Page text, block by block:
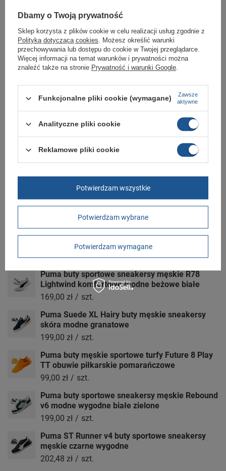
Gwarancja Gwarancja
Płeć męskie
Kolor czarny
GWARANCJA
2 lata
Adres do reklamacji
Butomania.pl
85-079 Bydgoszcz
Polska
Zobacz również
Buty sportowe Puma Smash 3.0 [390987 03]
/ szt.
Buty sportowe Puma Gravition [385873 04]
/ szt.
Puma buty sportowe sneakersy męskie R78
Lightwind komfortowe modne beżowe białe
169,00 zł / szt.
Puma Suede XL Hairy buty męskie sneakersy
skóra modne granatowe
199,00 zł / szt.
Puma buty męskie sportowe turfy Future 8 Play
TT obuwie piłkarskie pomarańczowe
99,00 zł / szt.
Puma buty sportowe sneakersy męskie Rebound
v6 modne wygodne białe zielone
199,00 zł / szt.
Puma ST Runner v4 buty sportowe sneakersy
męskie czarne wygodne
202,48 zł / szt.
Dbamy o Twoją prywatność
Sklep korzysta z plików cookie w celu realizacji usług zgodnie z
Polityką dotyczącą cookies. Możesz określić warunki
przechowywania lub dostępu do cookie w Twojej przeglądarce.
Więcej informacji na temat warunków i prywatności można
znaleźć także na stronie Prywatność i warunki Google.
Funkcjonalne pliki cookie (wymagane)
Zawsze
aktywne
Analityczne pliki cookie
Reklamowe pliki cookie
Potwierdzam wybrane
Potwierdzam wymagane
Potwierdzam wszystkie